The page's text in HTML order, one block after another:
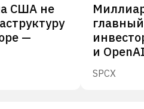
США не
—
и OpenAI
SPCX